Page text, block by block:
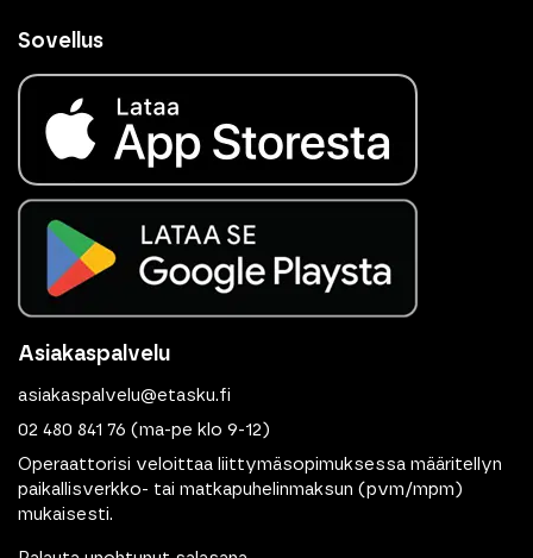
Sovellus
Asiakaspalvelu
asiakaspalvelu@etasku.fi
02 480 841 76 (ma-pe klo 9-12)
Operaattorisi veloittaa liittymäsopimuksessa määritellyn
paikallisverkko- tai matkapuhelinmaksun (pvm/mpm)
mukaisesti.